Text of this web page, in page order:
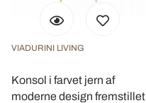
VIADURINI LIVING
Konsol i farvet jern af
moderne design fremstillet